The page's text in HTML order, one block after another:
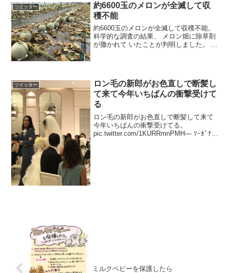
ツイッター
約6600玉のメロンが全滅して収
穫不能
約6600玉のメロンが全滅して収穫不能。
科学的な調査の結果、 メロン畑に除草剤
が撒かれて いたことが判明しました。 悪
ツイッター
ロン毛の新郎がお色直しで断髪し
て来て今年いちばんの衝撃受けて
る
ロン毛の新郎がお色直しで断髪して来て
今年いちばんの衝撃受けてる。
pic.twitter.com/1KURRmnPMH— ｿｰｶﾞﾅｲ
ミルクベビーを保護したら